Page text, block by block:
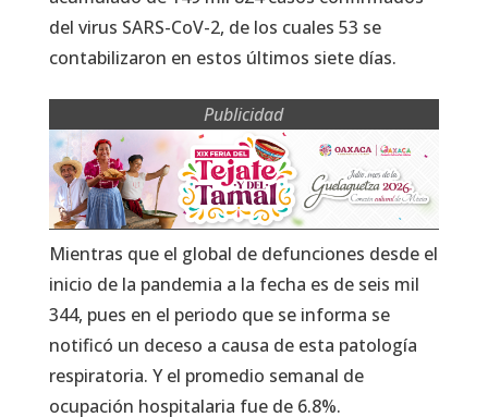
del virus SARS-CoV-2, de los cuales 53 se
contabilizaron en estos últimos siete días.
Publicidad
Mientras que el global de defunciones desde el
inicio de la pandemia a la fecha es de seis mil
344, pues en el periodo que se informa se
notificó un deceso a causa de esta patología
respiratoria. Y el promedio semanal de
ocupación hospitalaria fue de 6.8%.